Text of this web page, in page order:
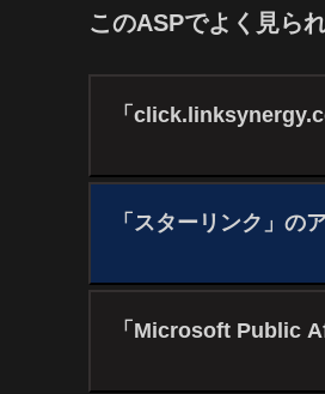
このASPでよく見ら
「
「スターリンク」の
「Microsoft Public